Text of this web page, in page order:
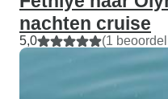
nachten cruise
5,0 (1